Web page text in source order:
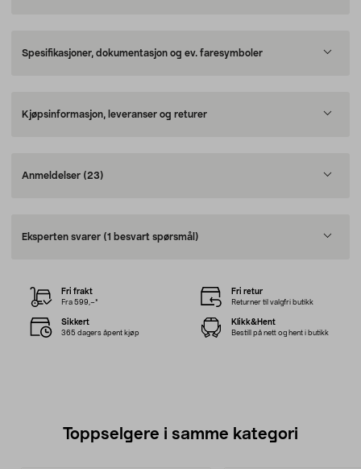
Spesifikasjoner, dokumentasjon og ev. faresymboler
Kjøpsinformasjon, leveranser og returer
Anmeldelser (23)
Eksperten svarer (1 besvart spørsmål)
Fri frakt
Fra 599,–*
Fri retur
Returner til valgfri butikk
Sikkert
365 dagers åpent kjøp
Klikk&Hent
Bestill på nett og hent i butikk
Toppselgere i samme kategori